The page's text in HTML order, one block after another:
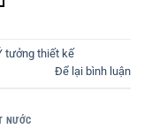
tưởng thiết kế
Để lại bình luận
NƯỚC